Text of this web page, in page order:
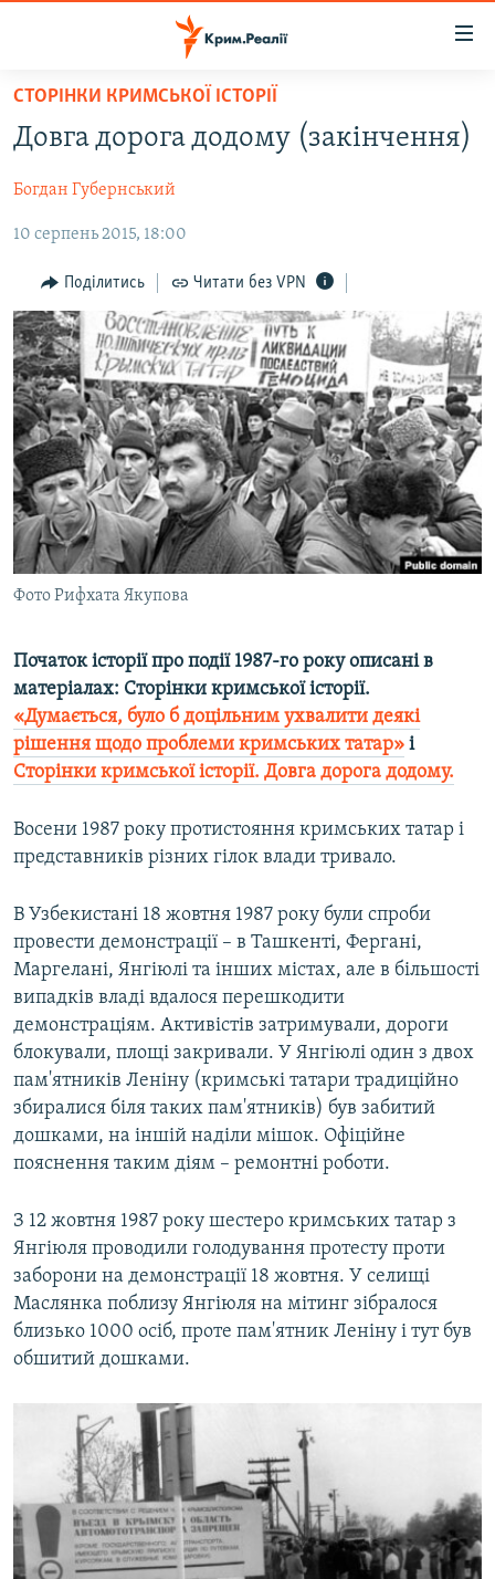
Перейти
основного
Перейти
до
навігації
Перейти
до
пошуку
ВОДА.КРИМ
ВІДЕО ТА ФОТО
ПОЛІТИКА
БЛОГИ
ПОГЛЯД
ІНТЕРВ'Ю
ВСЕ ЗА ДЕНЬ
СПЕЦПРОЕКТИ
ДЕПОРТАЦІЯ
ВІДЕОУРОКИ «ELIFBE»
СВІДЧЕННЯ ОКУПАЦІЇ
УКРАЇНСЬКА ПРОБЛЕМА КРИМУ
ЯК ОБІЙТИ БЛОКУВАННЯ
Русский
Qırımtatar
Усі сайти RFE/RL
СТОРІНКИ КРИМСЬКОЇ ІСТОРІЇ
Довга дорога додому (закінчення)
Богдан Губернський
10 серпень 2015, 18:00
Поділитись Читати без VPN
Фото Рифхата Якупова
Початок історії про події 1987-го року описані в
матеріалах: Сторінки кримської історії.
«Думається, було б доцільним ухвалити деякі
рішення щодо проблеми кримських татар» і
Сторінки кримської історії. Довга дорога додому.
Восени 1987 року протистояння кримських татар і
представників різних гілок влади тривало.
В Узбекистані 18 жовтня 1987 року були спроби
провести демонстрації – в Ташкенті, Фергані,
Маргелані, Янгіюлі та інших містах, але в більшості
випадків владі вдалося перешкодити
демонстраціям. Активістів затримували, дороги
блокували, площі закривали. У Янгіюлі один з двох
пам'ятників Леніну (кримські татари традиційно
збиралися біля таких пам'ятників) був забитий
дошками, на іншій наділи мішок. Офіційне
пояснення таким діям – ремонтні роботи.
З 12 жовтня 1987 року шестеро кримських татар з
Янгіюля проводили голодування протесту проти
заборони на демонстрації 18 жовтня. У селищі
Маслянка поблизу Янгіюля на мітинг зібралося
близько 1000 осіб, проте пам'ятник Леніну і тут був
обшитий дошками.